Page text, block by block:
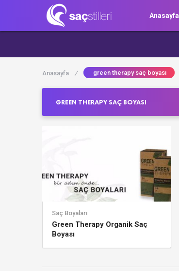
Anasayfa
Anasayfa / green therapy saç boyası
GREEN THERAPY SAÇ BOYASI
Saç Boyaları
Green Therapy Organik Saç
Boyası